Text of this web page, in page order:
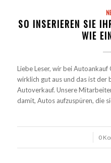
SO INSERIEREN SIE
WIE
Liebe Leser, wir bei Autoankauf
wirklich gut aus und das ist der
Autoverkauf. Unsere
damit, Autos aufzuspüren, die
0